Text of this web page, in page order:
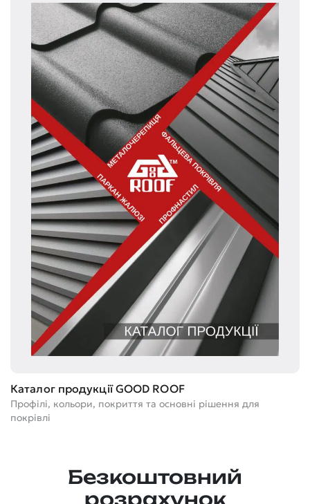
Каталог продукції GOOD ROOF
Профілі, кольори, покриття та основні рішення для
покрівлі
Безкоштовний
розрахунок